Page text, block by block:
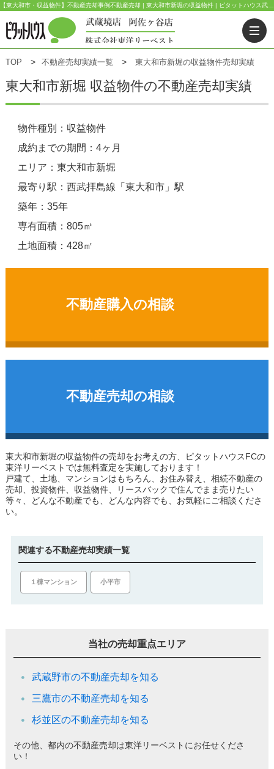
TOP 不動産売却実績一覧 東大和市新堀の収益物件売却実績
東大和市新堀 収益物件の不動産売却実績
物件種別：収益物件
成約までの期間：4ヶ月
エリア：東大和市新堀
最寄り駅：西武拝島線「東大和市」駅
築年：35年
専有面積：805㎡
土地面積：428㎡
不動産購入の相談
不動産売却の相談
東大和市新堀の収益物件の売却をお考えの方、ピタットハウスFCの
東洋リーベストでは無料査定を実施しております！
戸建て、土地、マンションはもちろん、お住み替え、相続不動産の
売却、投資物件、収益物件、リースバックで住んでまま売りたい
等々、どんな不動産でも、どんな内容でも、お気軽にご相談くださ
い。
関連する不動産売却実績一覧
１棟マンション 小平市
当社の売却重点エリア
武蔵野市の不動産売却を知る
三鷹市の不動産売却を知る
杉並区の不動産売却を知る
その他、都内の不動産売却は東洋リーベストにお任せくださ
い！